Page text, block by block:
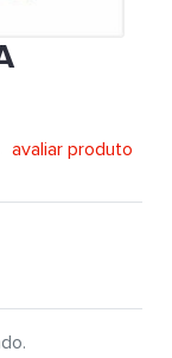
avaliar produto